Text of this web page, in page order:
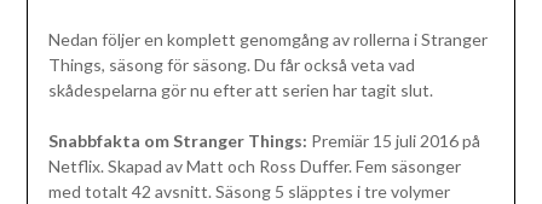
Nedan följer en komplett genomgång av rollerna i Stranger
Things, säsong för säsong. Du får också veta vad
skådespelarna gör nu efter att serien har tagit slut.
Snabbfakta om Stranger Things: Premiär 15 juli 2016 på
Netflix. Skapad av Matt och Ross Duffer. Fem säsonger
med totalt 42 avsnitt. Säsong 5 släpptes i tre volymer